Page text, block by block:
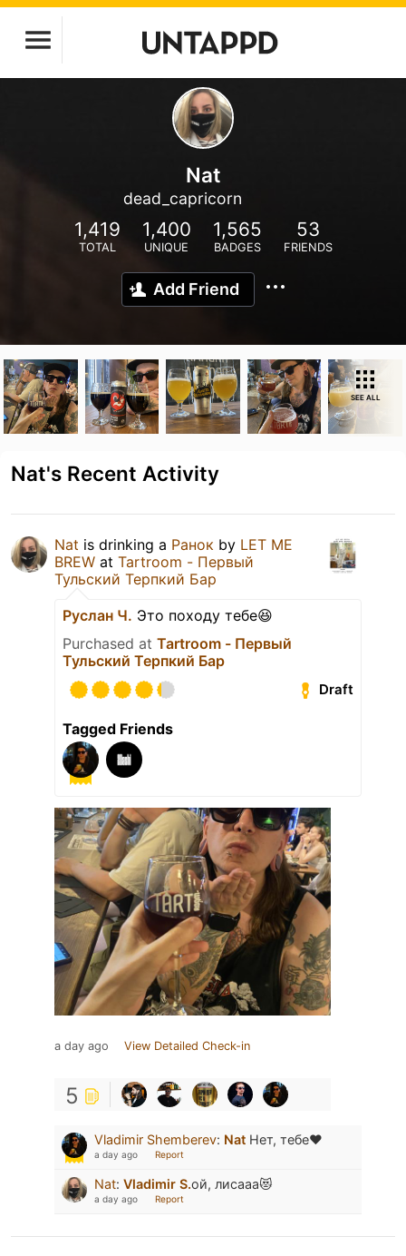
Nat
dead_capricorn
1,419
TOTAL
1,400
UNIQUE
1,565
BADGES
53
FRIENDS
Add Friend
SEE ALL
Nat's Recent Activity
Nat is drinking a Ранок by LET ME
BREW at Tartroom - Первый
Тульский Терпкий Бар
Руслан Ч. Это походу тебе😆
Purchased at Tartroom - Первый
Тульский Терпкий Бар
Draft
Tagged Friends
a day ago View Detailed Check-in
5
Vladimir Shemberev: Nat Нет, тебе❤️
a day ago Report
Nat: Vladimir S.ой, лисааа😻
a day ago Report